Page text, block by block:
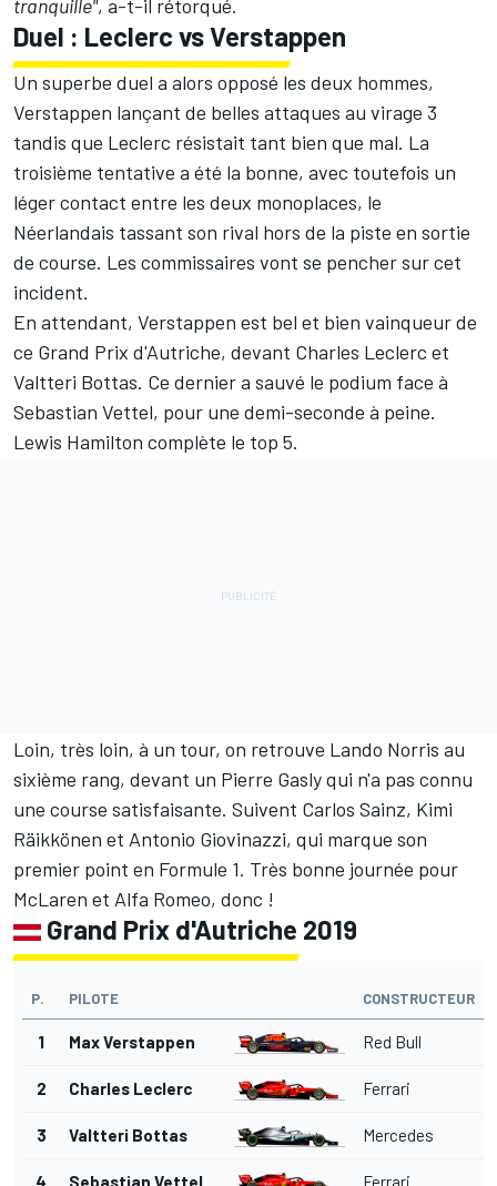
tranquille", a-t-il rétorqué.
Duel : Leclerc vs Verstappen
Un superbe duel a alors opposé les deux hommes,
Verstappen lançant de belles attaques au virage 3
tandis que Leclerc résistait tant bien que mal. La
troisième tentative a été la bonne, avec toutefois un
léger contact entre les deux monoplaces, le
Néerlandais tassant son rival hors de la piste en sortie
de course. Les commissaires vont se pencher sur cet
incident.
En attendant, Verstappen est bel et bien vainqueur de
ce Grand Prix d'Autriche, devant Charles Leclerc et
Valtteri Bottas. Ce dernier a sauvé le podium face à
Sebastian Vettel, pour une demi-seconde à peine.
Lewis Hamilton complète le top 5.
Loin, très loin, à un tour, on retrouve Lando Norris au
sixième rang, devant un Pierre Gasly qui n'a pas connu
une course satisfaisante. Suivent Carlos Sainz, Kimi
Räikkönen et Antonio Giovinazzi, qui marque son
premier point en Formule 1. Très bonne journée pour
McLaren et Alfa Romeo, donc !
Grand Prix d'Autriche 2019
P. PILOTE CONSTRUCTEUR
1 Max Verstappen Red Bull
2 Charles Leclerc Ferrari
3 Valtteri Bottas Mercedes
4 Sebastian Vettel Ferrari